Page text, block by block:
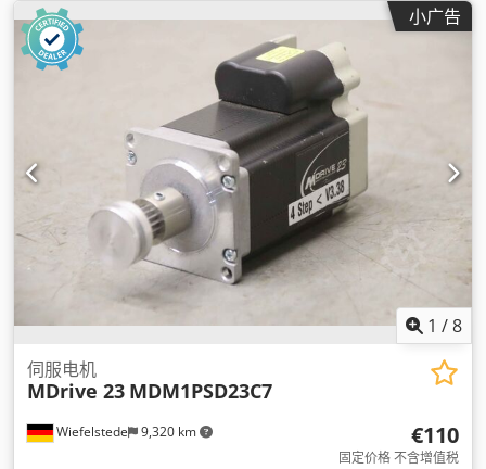
小广告
1 /8
Wiefelstede 9,320 km
伺服电机
MDrive 23 MDM1PSD23C7
€110
固定价格 不含增值税